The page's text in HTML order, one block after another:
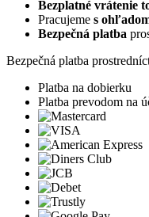
Bezplatné vrátenie
Pracujeme s
Bezpečná platba
Bezpečná platba
Platba na dobierku
Platba prevodom na